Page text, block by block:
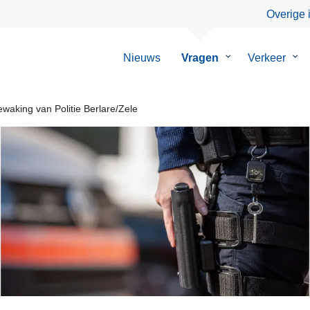
Overige
Nieuws Vragen
Submenu
Verkeer
van Politie Berlare/Zele